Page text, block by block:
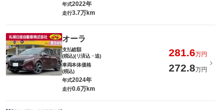
年式2022年
走行3.7万km
オーラ
支払総額
(税込)(リ済込・追)
281.6万円
車両本体価格
(税込)
272.8万円
年式2024年
走行0.6万km